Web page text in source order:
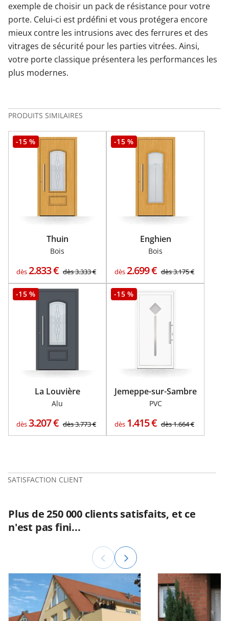
exemple de choisir un pack de résistance pour votre
porte. Celui-ci est prdéfini et vous protégera encore
mieux contre les intrusions avec des ferrures et des
vitrages de sécurité pour les parties vitrées. Ainsi,
votre porte classique présentera les performances les
plus modernes.
PRODUITS SIMILAIRES
-15 %
Thuin
Bois
dès2.833€ dès3.333€
-15 %
Enghien
Bois
dès2.699€ dès3.175€
-15 %
La Louvière
Alu
dès3.207€ dès3.773€
-15 %
Jemeppe-sur-Sambre
PVC
dès 1.415€ dès1.664€
SATISFACTION CLIENT
Plus de 250 000 clients satisfaits, et ce
n'est pas fini...